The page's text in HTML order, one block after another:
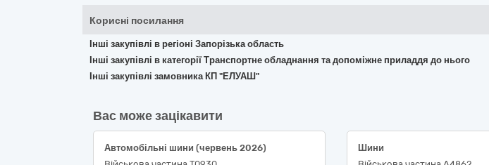
Корисні посилання
Інші закупівлі в регіоні Запорізька область
Інші закупівлі в категорії Транспортне обладнання та допоміжне приладдя до нього
Інші закупівлі замовника КП "ЕЛУАШ"
Вас може зацікавити
Автомобільні шини (червень 2026)
Шини